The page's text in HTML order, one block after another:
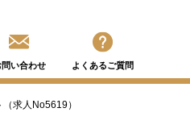
問い合わせ よくあるご質問
求人No5619）